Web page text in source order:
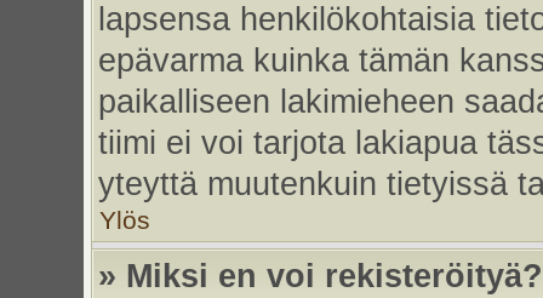
lapsensa henkilökohtaisia
epävarma kuinka tämän
paikalliseen lakimieheen
tiimi ei voi tarjota lakiapua
yteyttä muutenkuin tietyissä
Ylös
» Miksi en voi rekisteröityä?